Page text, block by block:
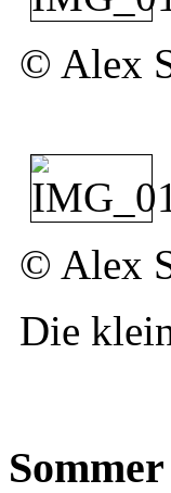
© Alex
© Alex
Die